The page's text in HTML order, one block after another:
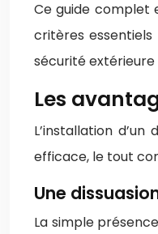
Ce guide complet
critères
sécurité
Les
L’installation
efficace, le tout
Une
La simple